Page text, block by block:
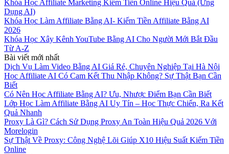
Khóa Học Affiliate Marketing Kiếm Tiền Online Hiệu Quả (Ứng
Dụng AI)
Khóa Học Làm Affiliate Bằng AI- Kiếm Tiền Affiliate Bằng AI
2026
Khóa Học Xây Kênh YouTube Bằng AI Cho Người Mới Bắt Đầu
Từ A-Z
Bài viết mới nhất
Dịch Vụ Làm Video Bằng AI Giá Rẻ, Chuyên Nghiệp Tại Hà Nội
Học Affiliate AI Có Cam Kết Thu Nhập Không? Sự Thật Bạn Cần
Biết
Có Nên Học Affiliate Bằng AI? Ưu, Nhược Điểm Bạn Cần Biết
Lớp Học Làm Affiliate Bằng AI Uy Tín – Học Thực Chiến, Ra Kết
Quả Nhanh
Proxy Là Gì? Cách Sử Dụng Proxy An Toàn Hiệu Quả 2026 Với
Morelogin
Sự Thật Về Proxy: Công Nghệ Lõi Giúp X10 Hiệu Suất Kiếm Tiền
Online